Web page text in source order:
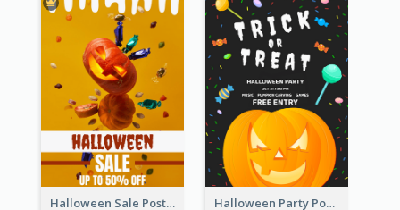
Halloween Sale Poster Halloween Party Poster